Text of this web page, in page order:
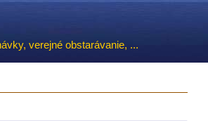
verejné obstarávanie, ...